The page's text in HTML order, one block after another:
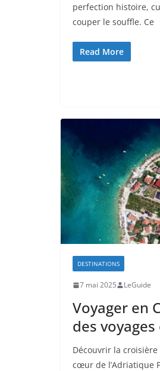
perfection histoire,
couper le souffle. Ce
Read More
DESTINATIONS
7 mai 2025 LeGuide
Voyager en
des
Découvrir la
cœur de l’Adriatique